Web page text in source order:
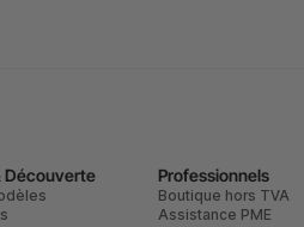
Découverte Professionnels
Boutique hors TVA
Assistance PME